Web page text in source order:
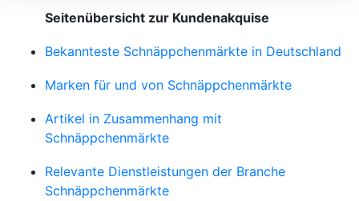
Seitenübersicht zur Kundenakquise
Bekannteste Schnäppchenmärkte in Deutschland
Marken für und von Schnäppchenmärkte
Artikel in Zusammenhang mit
Schnäppchenmärkte
Relevante Dienstleistungen der Branche
Schnäppchenmärkte